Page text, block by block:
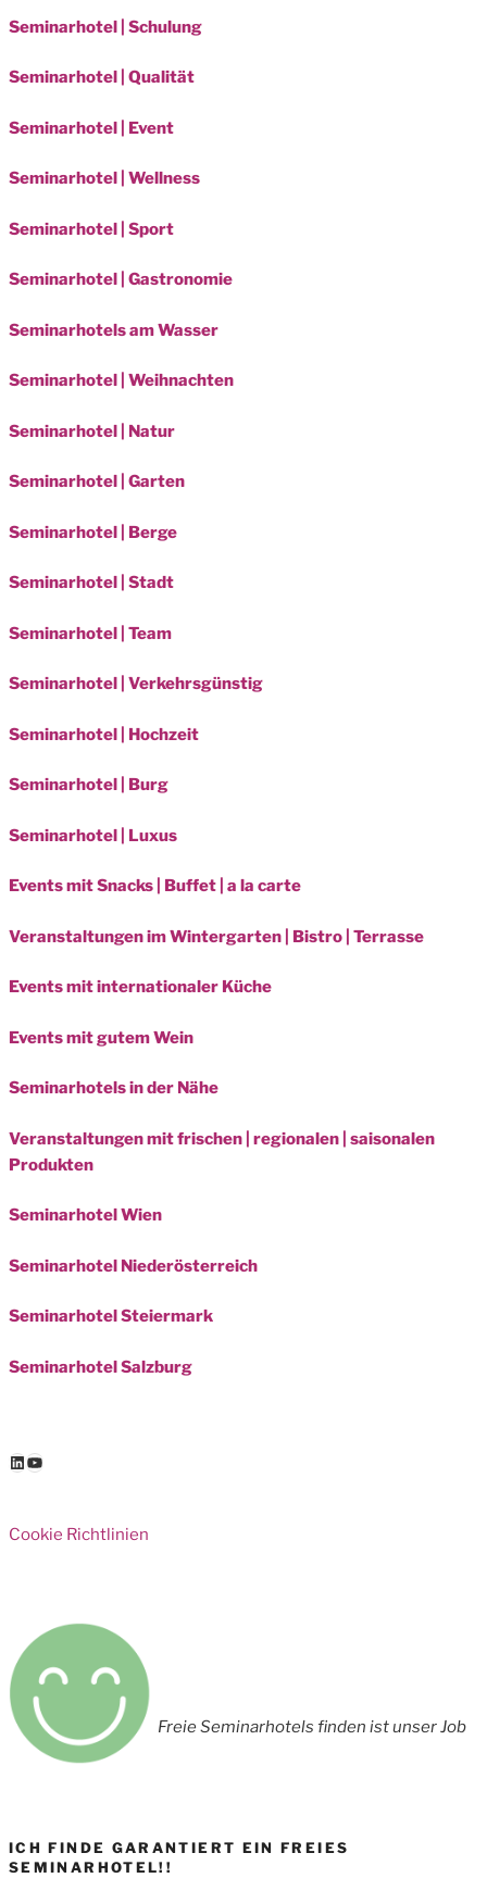
Seminarhotel | Schulung
Seminarhotel | Qualität
Seminarhotel | Event
Seminarhotel | Wellness
Seminarhotel | Sport
Seminarhotel | Gastronomie
Seminarhotels am Wasser
Seminarhotel | Weihnachten
Seminarhotel | Natur
Seminarhotel | Garten
Seminarhotel | Berge
Seminarhotel | Stadt
Seminarhotel | Team
Seminarhotel | Verkehrsgünstig
Seminarhotel | Hochzeit
Seminarhotel | Burg
Seminarhotel | Luxus
Events mit Snacks | Buffet | a la carte
Veranstaltungen im Wintergarten | Bistro | Terrasse
Events mit internationaler Küche
Events mit gutem Wein
Seminarhotels in der Nähe
Veranstaltungen mit frischen | regionalen | saisonalen
Produkten
Seminarhotel Wien
Seminarhotel Niederösterreich
Seminarhotel Steiermark
Seminarhotel Salzburg
LinkedIn
YouTube
Cookie Richtlinien
Freie Seminarhotels finden ist unser Job
ICH FINDE GARANTIERT EIN FREIES
SEMINARHOTEL!!